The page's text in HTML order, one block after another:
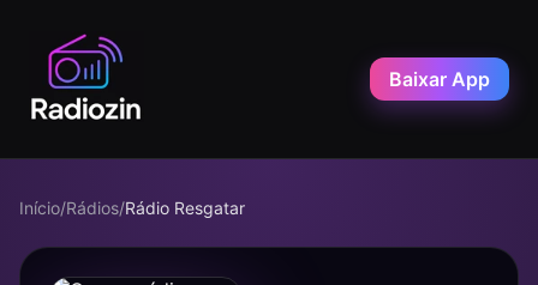
Baixar App
Início/Rádios/Rádio Resgatar